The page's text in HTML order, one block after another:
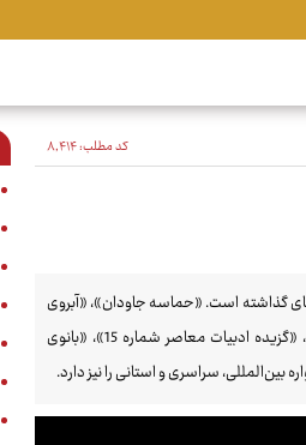
کد مطلب:۸٬۴۱۴
گذاشته است. «حماسه جاودان»، «آبروی
آب»، «سایه سیاه سقوط»، «خمخانه عشق»، «دسترنج» در دو جلد، «رسول مهر»، «ضیافت نور»، «گزیده ادبیات معاصر شماره 15»، «بانوی
سراسری و استانی را نیز دارد.